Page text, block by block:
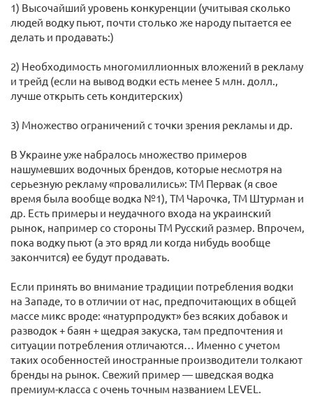
1) Высочайший уровень конкуренции (учитывая сколько
людей водку пьют, почти столько же народу пытается ее
делать и продавать:)
2) Необходимость многомиллионных вложений в рекламу
и трейд (если на вывод водки есть менее 5 млн. долл.,
лучше открыть сеть кондитерских)
3) Множество ограничений с точки зрения рекламы и др.
В Украине уже набралось множество примеров
нашумевших водочных брендов, которые несмотря на
серьезную рекламу «провалились»: ТМ Первак (я свое
время была вообще водка №1), ТМ Чарочка, ТМ Штурман и
др. Есть примеры и неудачного входа на украинский
рынок, например со стороны ТМ Русский размер. Впрочем,
пока водку пьют (а это вряд ли когда нибудь вообще
закончится) ее будут продавать.
Если принять во внимание традиции потребления водки
на Западе, то в отличии от нас, предпочитающих в общей
массе микс вроде: «натурпродукт» без всяких добавок и
разводок + баян + щедрая закуска, там предпочтения и
ситуации потребления отличаются… Именно с учетом
таких особенностей иностранные производители толкают
бренды на рынок. Свежий пример — шведская водка
премиум-класса с очень точным названием LEVEL.